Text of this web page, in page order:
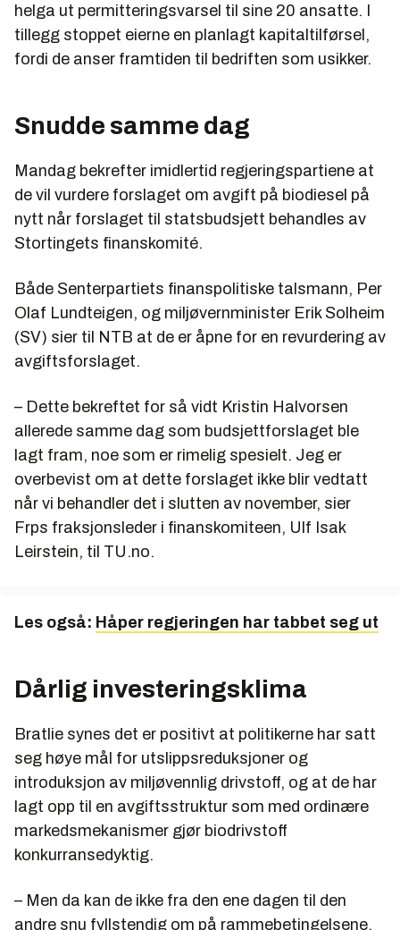
helga ut permitteringsvarsel til sine 20 ansatte. I
tillegg stoppet eierne en planlagt kapitaltilførsel,
fordi de anser framtiden til bedriften som usikker.
Snudde samme dag
Mandag bekrefter imidlertid regjeringspartiene at
de vil vurdere forslaget om avgift på biodiesel på
nytt når forslaget til statsbudsjett behandles av
Stortingets finanskomité.
Både Senterpartiets finanspolitiske talsmann, Per
Olaf Lundteigen, og miljøvernminister Erik Solheim
(SV) sier til NTB at de er åpne for en revurdering av
avgiftsforslaget.
– Dette bekreftet for så vidt Kristin Halvorsen
allerede samme dag som budsjettforslaget ble
lagt fram, noe som er rimelig spesielt. Jeg er
overbevist om at dette forslaget ikke blir vedtatt
når vi behandler det i slutten av november, sier
Frps fraksjonsleder i finanskomiteen, Ulf Isak
Leirstein, til TU.no.
Les også: Håper regjeringen har tabbet seg ut
Dårlig investeringsklima
Bratlie synes det er positivt at politikerne har satt
seg høye mål for utslippsreduksjoner og
introduksjon av miljøvennlig drivstoff, og at de har
lagt opp til en avgiftsstruktur som med ordinære
markedsmekanismer gjør biodrivstoff
konkurransedyktig.
– Men da kan de ikke fra den ene dagen til den
andre snu fyllstendig om på rammebetingelsene.